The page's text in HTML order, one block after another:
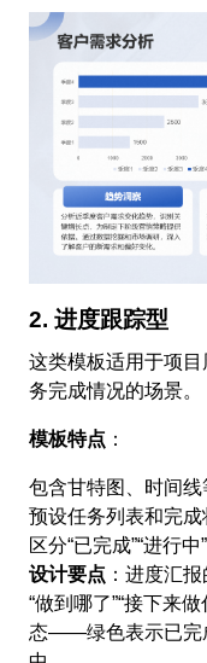
2. 进度跟踪型
这类模板适用于项
务完成情况的场景。
模板特点 ：
包含甘特图、时间
预设任务列表和完成
区分“已完成”“进行
设计要点 ：进度汇
“做到哪了”“接下来
态——绿色表示已完